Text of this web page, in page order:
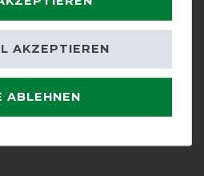
ABLEHNEN
AKZEPTIEREN